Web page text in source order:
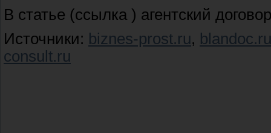
В статье (ссылка ) агентский
Источники: biznes-prost.ru, blandoc.ru
consult.ru